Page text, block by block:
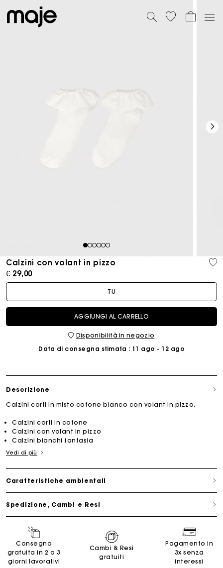
123456
Calzini con volant in pizzo
€ 29,00
TU
AGGIUNGI AL CARRELLO
Disponibilità in negozio
Data di consegna stimata : 11 ago - 12 ago
Descrizione
Calzini corti in misto cotone bianco con volant in pizzo.
Calzini corti in cotone
Calzini con volant in pizzo
Calzini bianchi fantasia
Vedi di più
Caratteristiche ambientali
Spedizione, Cambi e Resi
Consegna
gratuita in 2 o 3
giorni lavorativi
Cambi & Resi
gratuiti
Pagamento in
3x senza
interessi